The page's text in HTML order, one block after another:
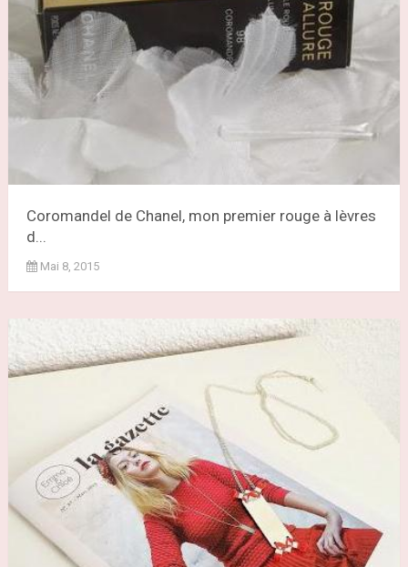
Coromandel de Chanel, mon premier rouge à lèvres
d...
Mai 8, 2015